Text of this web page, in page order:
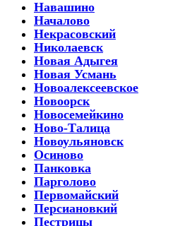
Навашино
Началово
Некрасовский
Николаевск
Новая Адыгея
Новая Усмань
Новоалексеевское
Новоорск
Новосемейкино
Ново-Талица
Новоульяновск
Осиново
Панковка
Парголово
Первомайский
Персиановкий
Пестрицы